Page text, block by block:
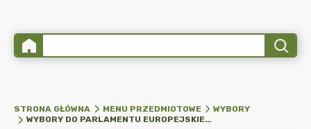
STRONA GŁÓWNA MENU PRZEDMIOTOWE
WYBORY
WYBORY DO PARLAMENTU EUROPEJSKIEGO 2024